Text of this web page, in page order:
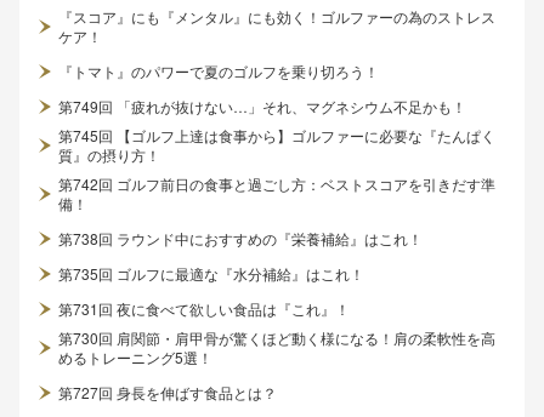
『スコア』にも『メンタル』にも効く！ゴルファーの為のストレス
ケア！
『トマト』のパワーで夏のゴルフを乗り切ろう！
第749回 「疲れが抜けない…」それ、マグネシウム不足かも！
第745回 【ゴルフ上達は食事から】ゴルファーに必要な『たんぱく
質』の摂り方！
第742回 ゴルフ前日の食事と過ごし方：ベストスコアを引きだす準
備！
第738回 ラウンド中におすすめの『栄養補給』はこれ！
第735回 ゴルフに最適な『水分補給』はこれ！
第731回 夜に食べて欲しい食品は『これ』！
第730回 肩関節・肩甲骨が驚くほど動く様になる！肩の柔軟性を高
めるトレーニング5選！
第727回 身長を伸ばす食品とは？